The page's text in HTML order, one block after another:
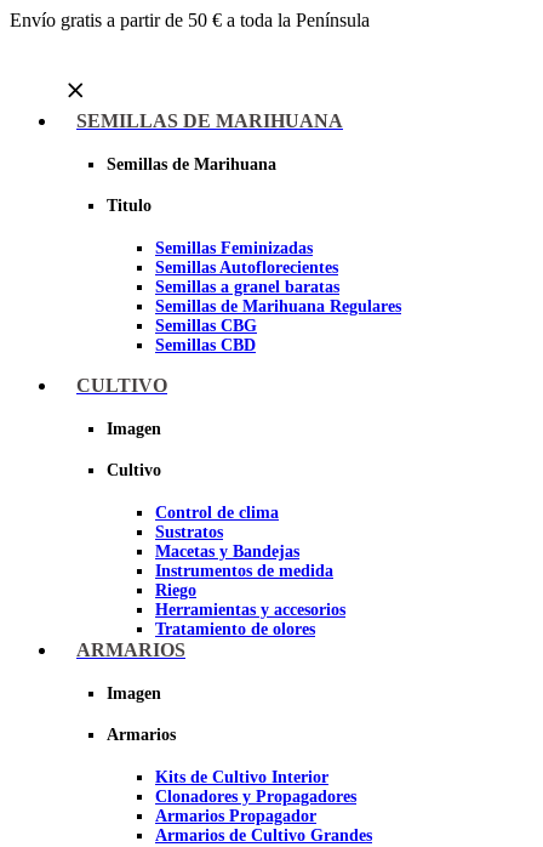
Envío gratis a partir de 50 € a toda la Península
SEMILLAS DE MARIHUANA
Semillas de Marihuana
Titulo
Semillas Feminizadas
Semillas Autoflorecientes
Semillas a granel baratas
Semillas de Marihuana Regulares
Semillas CBG
Semillas CBD
Sheer seeds
CULTIVO
Imagen
Cultivo
Control de clima
Sustratos
Macetas y Bandejas
Instrumentos de medida
Riego
Herramientas y accesorios
Tratamiento de olores
Insecticidas y fungicidas
Papel Reflectante para cultivo de
ARMARIOS
Imagen
Armarios
Kits de Cultivo Interior
Clonadores y Propagadores
Armarios Propagador
Armarios de Cultivo Grandes